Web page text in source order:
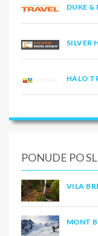
DUKE &
SILVER
HALO
PONUDE PO
VILA
MONT